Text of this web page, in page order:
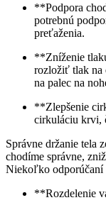
**Podpora
potrebnú
preťaženia.
**Zníženie
rozložiť tlak na
na palec na
**Zlepšenie
cirkuláciu krvi,
Správne držanie tela
chodíme správne,
Niekoľko odporúčaní
**Rozdelenie